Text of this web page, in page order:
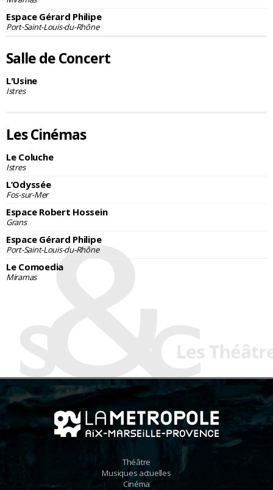
Espace Gérard Philipe
Port-Saint-Louis-du-Rhône
Salle de Concert
L'Usine
Istres
Les Cinémas
Le Coluche
Istres
L’Odyssée
Fos-sur-Mer
Espace Robert Hossein
Grans
Espace Gérard Philipe
Port-Saint-Louis-du-Rhône
Le Comoedia
Miramas
Théâtre
Musiques actuelles
Cinéma